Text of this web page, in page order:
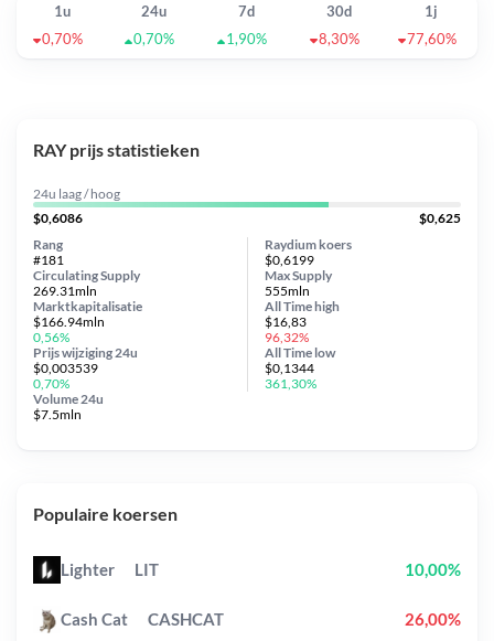
1u 24u 7d 30d
1j
0,70%
0,70% 1,90% 8,30% 77,60%
RAY prijs statistieken
24u laag / hoog
$0,6086
$0,625
Raydium koers
$0,6199
Circulating Supply
269.31mln
Prijs wijziging 24u
$0,003539
0,70%
Max Supply
555mln
Marktkapitalisatie
$166.94mln
0,56%
Volume 24u
$7.5mln
Rang
#181
All Timehigh
$16,83
96,32%
All Time low
$0,1344
361,30%
Populaire koersen
Lighter LIT 10,00%
Cash Cat CASHCAT 26,00%